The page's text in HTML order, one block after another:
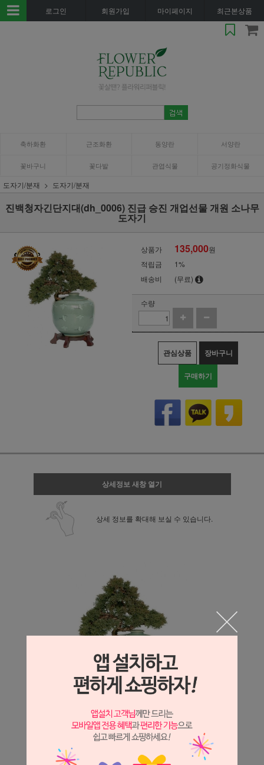
로그인 회원가입 마이페이지 최근본상품
축하화환 근조화환 동양란 서양란
꽃바구니 꽃다발 관엽식물 공기정화식물
도자기/분재 도자기/분재
진백청자긴단지대(dh_0006) 진급 승진 개업선물 개원 소나무
도자기
상품가 135,000원
적립금
1%
배송비
(무료)
수량
관심상품 장바구니
구매하기
상세정보 새창 열기
상세 정보를 확대해 보실 수 있습니다.